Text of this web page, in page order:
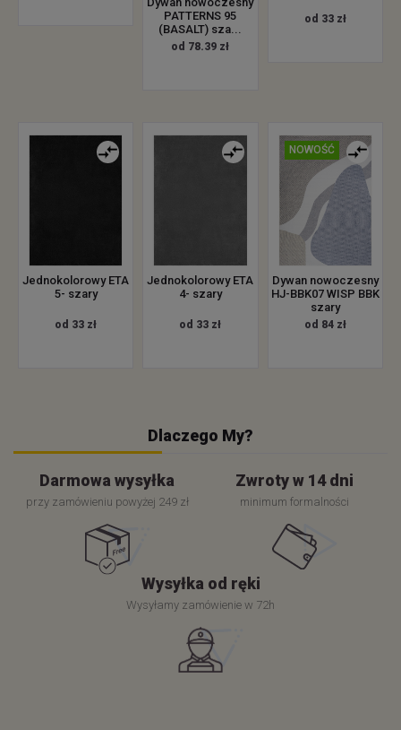
PATTERNS 95
(BASALT) sza...
od 78.39 zł
od 33 zł
Jednokolorowy ETA
5- szary
od 33 zł
Jednokolorowy ETA
4- szary
od 33 zł
NOWOŚĆ
Dywan nowoczesny
HJ-BBK07 WISP BBK
szary
od 84 zł
Dlaczego My?
Darmowa wysyłka
przy zamówieniu powyżej 249 zł
Zwroty w 14 dni
minimum formalności
Wysyłka od ręki
Wysyłamy zamówienie w 72h